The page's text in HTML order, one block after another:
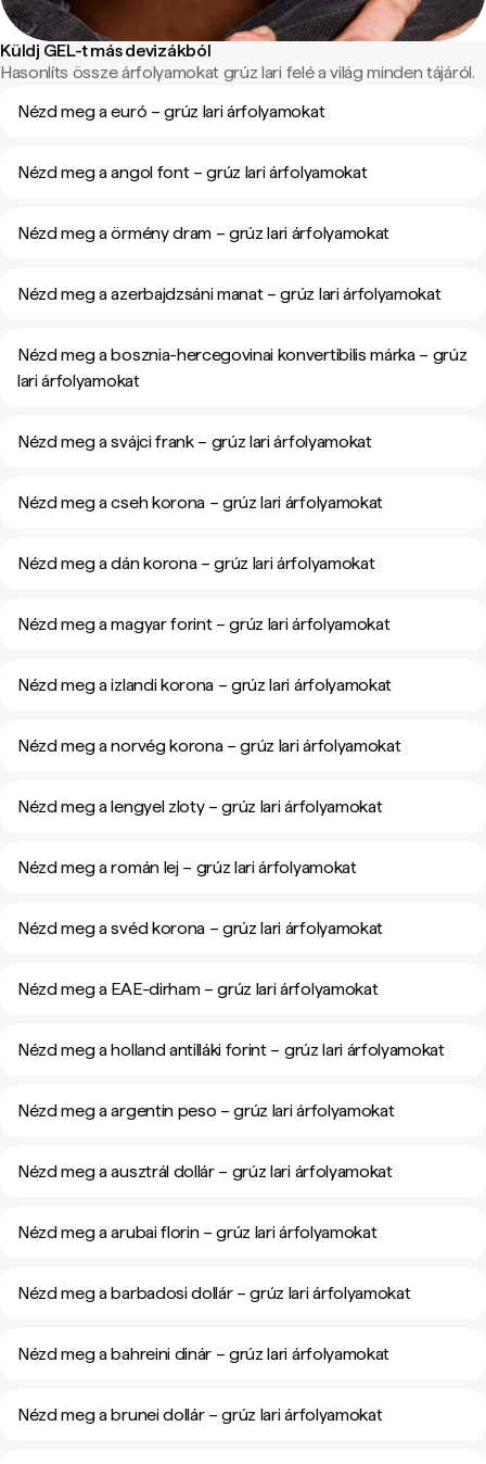
Küldj GEL-t más devizákból
Hasonlíts össze árfolyamokat grúz lari felé a világ minden tájáról.
Nézd meg a euró – grúz lari árfolyamokat
Nézd meg a angol font – grúz lari árfolyamokat
Nézd meg a örmény dram – grúz lari árfolyamokat
Nézd meg a azerbajdzsáni manat – grúz lari árfolyamokat
Nézd meg a bosznia-hercegovinai konvertibilis márka – grúz
lari árfolyamokat
Nézd meg a svájci frank – grúz lari árfolyamokat
Nézd meg a cseh korona – grúz lari árfolyamokat
Nézd meg a dán korona – grúz lari árfolyamokat
Nézd meg a magyar forint – grúz lari árfolyamokat
Nézd meg a izlandi korona – grúz lari árfolyamokat
Nézd meg a norvég korona – grúz lari árfolyamokat
Nézd meg a lengyel zloty – grúz lari árfolyamokat
Nézd meg a román lej – grúz lari árfolyamokat
Nézd meg a svéd korona – grúz lari árfolyamokat
Nézd meg a EAE-dirham – grúz lari árfolyamokat
Nézd meg a holland antilláki forint – grúz lari árfolyamokat
Nézd meg a argentin peso – grúz lari árfolyamokat
Nézd meg a ausztrál dollár – grúz lari árfolyamokat
Nézd meg a arubai florin – grúz lari árfolyamokat
Nézd meg a barbadosi dollár – grúz lari árfolyamokat
Nézd meg a bahreini dinár – grúz lari árfolyamokat
Nézd meg a brunei dollár – grúz lari árfolyamokat